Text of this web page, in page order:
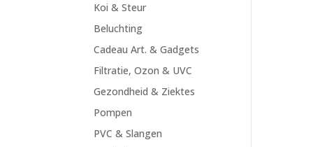
Koi & Steur
Beluchting
Cadeau Art. & Gadgets
Filtratie, Ozon & UVC
Gezondheid & Ziektes
Pompen
PVC & Slangen